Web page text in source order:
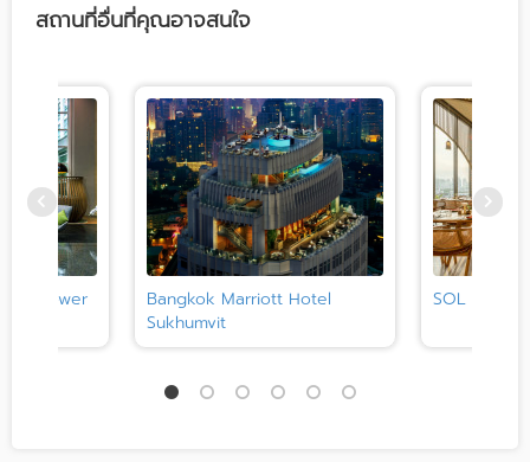
สถานที่อื่นที่คุณอาจสนใจ
Power
Bangkok Marriott Hotel
Sukhumvit
SOL and